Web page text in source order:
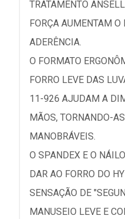
TRATAMENTO
FORÇA AUMENTAM
ADERÊNCIA.
O FORMATO
FORRO LEVE DAS
11-926 AJUDAM A
MÃOS, TORNANDO-
MANOBRÁVEIS.
O SPANDEX E O
DAR AO FORRO DO
SENSAÇÃO DE
MANUSEIO LEVE E